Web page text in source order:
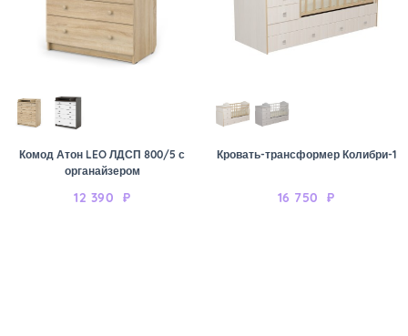
Комод Атон LEO ЛДСП 800/5 с
органайзером
12 390 ₽
Кровать-трансформер Колибри-1
16 750 ₽